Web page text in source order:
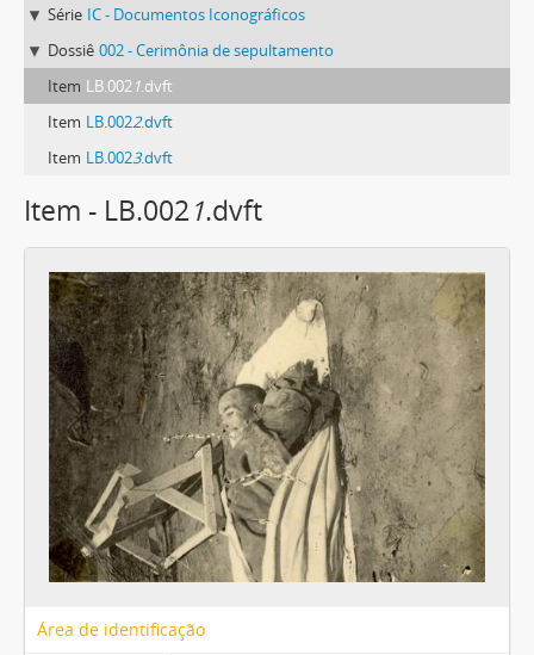
Série IC - Documentos Iconográficos
Dossiê 002 - Cerimônia de sepultamento
Item LB.0021.dvft
Item LB.0022.dvft
Item LB.0023.dvft
Item - LB.0021.dvft
Área de identificação